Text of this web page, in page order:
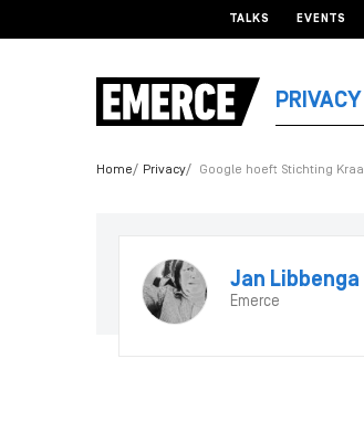
TALKS EVENTS
PRIVACY
Home Privacy Google hoeft Stichting
Jan Libbenga
Emerce